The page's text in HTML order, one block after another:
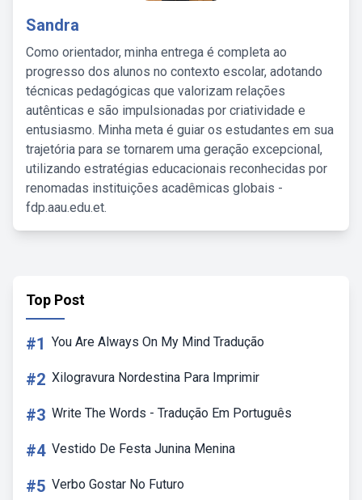
Sandra
Como orientador, minha entrega é completa ao
progresso dos alunos no contexto escolar, adotando
técnicas pedagógicas que valorizam relações
autênticas e são impulsionadas por criatividade e
entusiasmo. Minha meta é guiar os estudantes em sua
trajetória para se tornarem uma geração excepcional,
utilizando estratégias educacionais reconhecidas por
renomadas instituições acadêmicas globais -
fdp.aau.edu.et.
Top Post
#1 You Are Always On My Mind Tradução
#2 Xilogravura Nordestina Para Imprimir
#3 Write The Words - Tradução Em Português
#4 Vestido De Festa Junina Menina
#5 Verbo Gostar No Futuro